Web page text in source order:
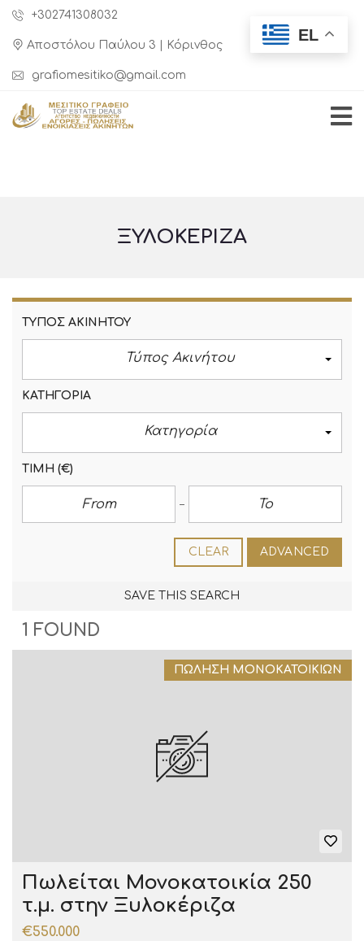
+302741308032
Αποστόλου Παύλου 3 | Κόρινθος
grafiomesitiko@gmail.com
ΞΥΛΟΚΈΡΙΖΑ
ΤΎΠΟΣ ΑΚΙΝΉΤΟΥ
Τύπος Ακινήτου
ΚΑΤΗΓΟΡΊΑ
Κατηγορία
ΤΙΜΉ (€)
CLEAR ADVANCED
SAVE THIS SEARCH
1 FOUND
ΠΏΛΗΣΗ ΜΟΝΟΚΑΤΟΙΚΙΏΝ
Πωλείται Μονοκατοικία 250
τ.μ. στην Ξυλοκέριζα
€550.000
EL